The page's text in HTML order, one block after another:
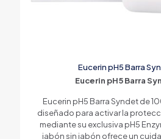
Eucerin pH5 Barra
Eucerin pH5 Barra
Eucerin pH5 Barra Syndet de
diseñado para activar la
mediante su exclusiva pH5
jabón sin jabón ofrece un